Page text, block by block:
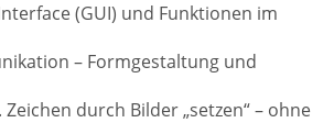
(GUI) und Funktionen im
– Formgestaltung und
Zeichen durch Bilder „setzen“ – ohne